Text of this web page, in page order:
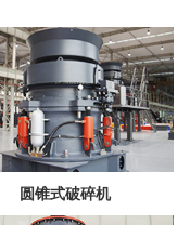
圆锥式破碎机